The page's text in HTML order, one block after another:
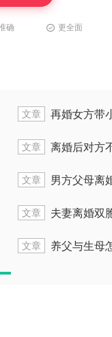
确 更全面
2.1w 浏览 文章
1.5w 浏览 文章
1.3w 浏览 文章
1.3w 浏览 文章
1.8w 浏览 文章